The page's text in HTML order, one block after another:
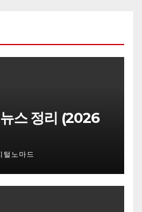
스 정리 (2026
털노마드